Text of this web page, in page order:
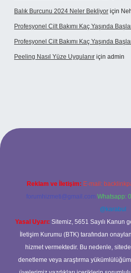
Balık Burcunu 2024 Neler Bekliyor için
Profesyonel Cilt Bakımı Kaç Yaşında
Profesyonel Cilt Bakımı Kaç Yaşında
Peeling Nasıl Yüze Uygulanır için admin
Reklam ve İletişim: E-mail:
forumhizmeti@gmail.com Whatsapp:
@karabul
Yasal Uyarı: Sitemiz, 5651 Sayılı Kanun
İletişim Kurumu (BTK) tarafından
hizmet vermektedir. Bu nedenle,
denetleme veya araştırma